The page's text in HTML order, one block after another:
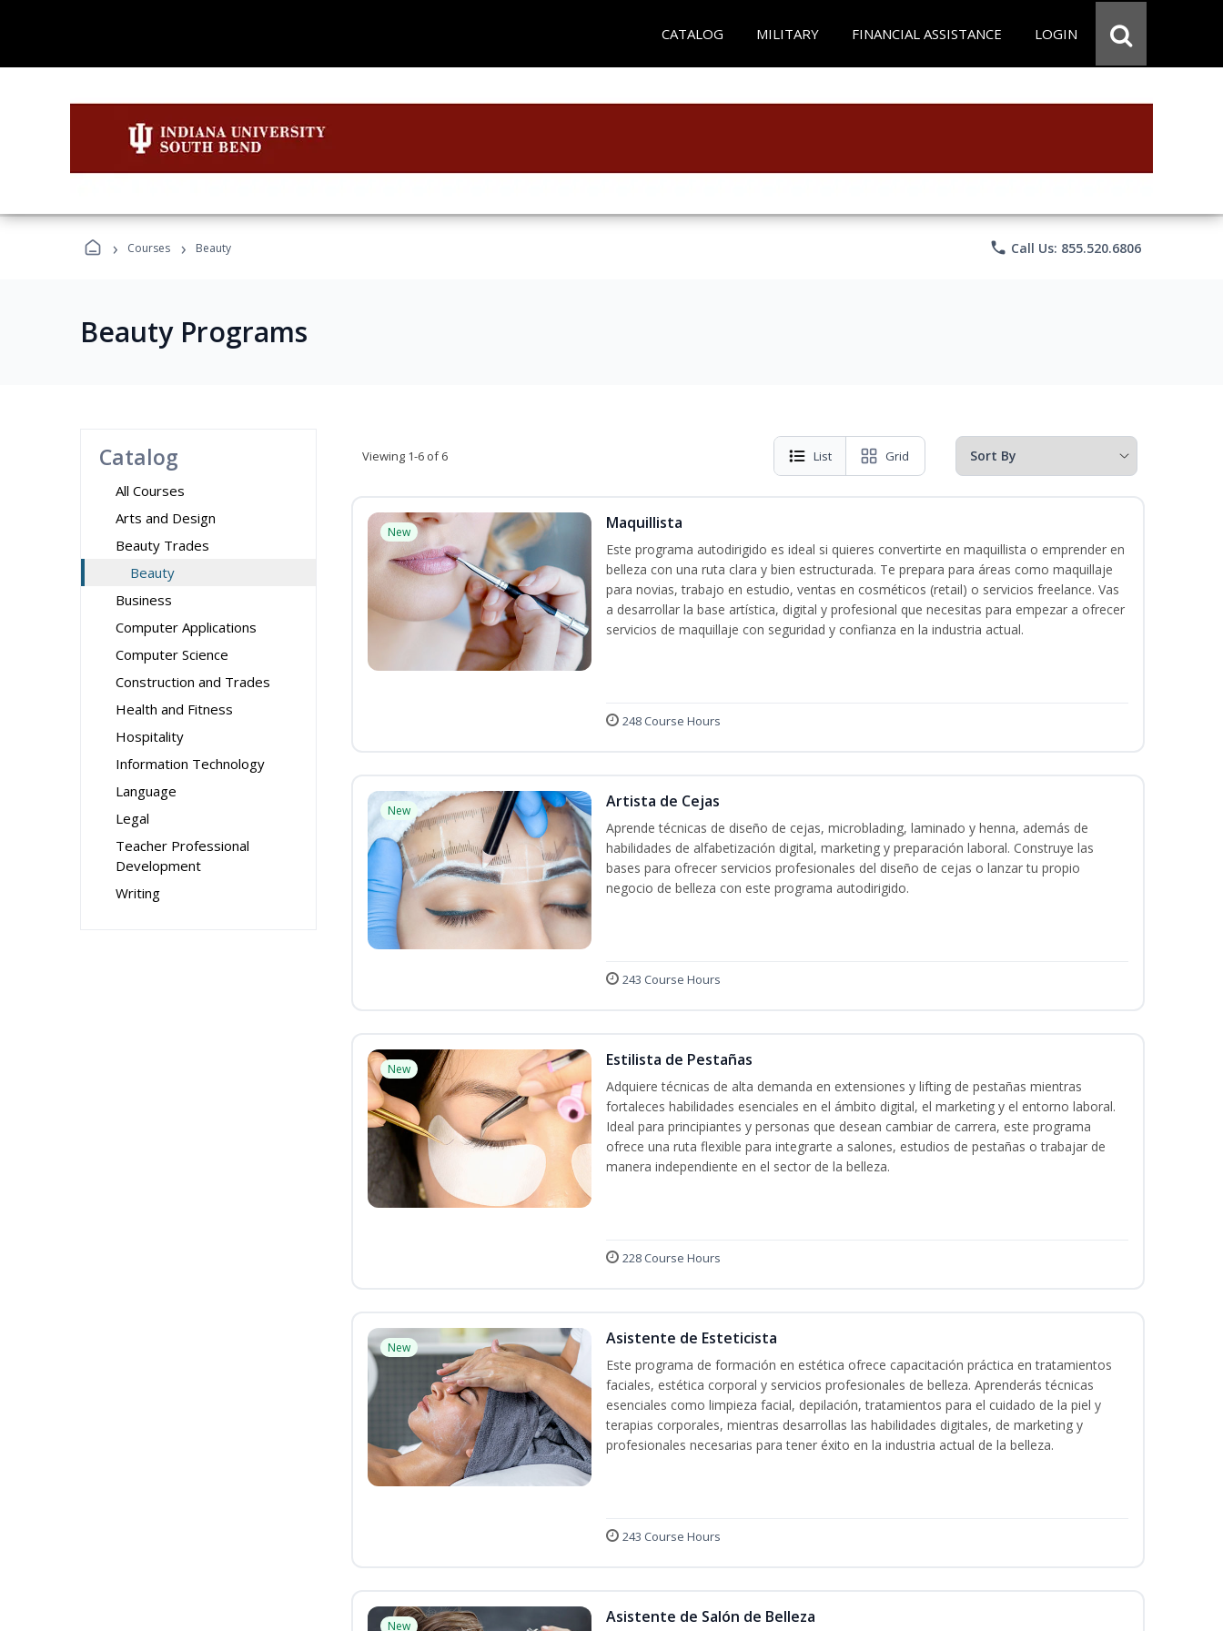
CATALOG MILITARY FINANCIAL ASSISTANCE LOGIN
› Courses › Beauty phone Call Us: 855.520.6806
Beauty Programs
Catalog
All Courses
Arts and Design
Beauty Trades
Beauty
Business
Computer Applications
Computer Science
Construction and Trades
Health and Fitness
Hospitality
Information Technology
Language
Legal
Teacher Professional
Development
Writing
Viewing 1-6 of 6 List Grid
New Maquillista
Este programa autodirigido es ideal si quieres convertirte en maquillista o emprender en
belleza con una ruta clara y bien estructurada. Te prepara para áreas como maquillaje
para novias, trabajo en estudio, ventas en cosméticos (retail) o servicios freelance. Vas
a desarrollar la base artística, digital y profesional que necesitas para empezar a ofrecer
servicios de maquillaje con seguridad y confianza en la industria actual.
248 Course Hours
New Artista de Cejas
Aprende técnicas de diseño de cejas, microblading, laminado y henna, además de
habilidades de alfabetización digital, marketing y preparación laboral. Construye las
bases para ofrecer servicios profesionales del diseño de cejas o lanzar tu propio
negocio de belleza con este programa autodirigido.
243 Course Hours
New Estilista de Pestañas
Adquiere técnicas de alta demanda en extensiones y lifting de pestañas mientras
fortaleces habilidades esenciales en el ámbito digital, el marketing y el entorno laboral.
Ideal para principiantes y personas que desean cambiar de carrera, este programa
ofrece una ruta flexible para integrarte a salones, estudios de pestañas o trabajar de
manera independiente en el sector de la belleza.
228 Course Hours
New Asistente de Esteticista
Este programa de formación en estética ofrece capacitación práctica en tratamientos
faciales, estética corporal y servicios profesionales de belleza. Aprenderás técnicas
esenciales como limpieza facial, depilación, tratamientos para el cuidado de la piel y
terapias corporales, mientras desarrollas las habilidades digitales, de marketing y
profesionales necesarias para tener éxito en la industria actual de la belleza.
243 Course Hours
New Asistente de Salón de Belleza